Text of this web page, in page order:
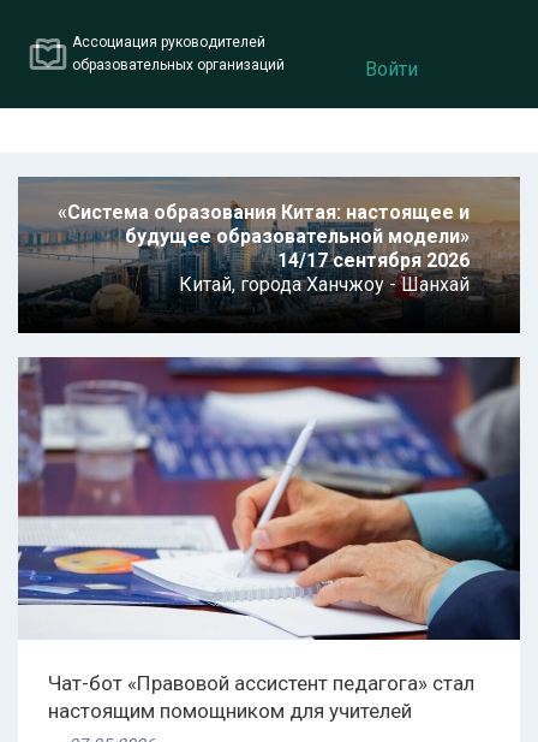
Ассоциация руководителей
образовательных организаций
Войти
«Система образования Китая: настоящее и
будущее образовательной модели»
14/17 сентября 2026
Китай,города Ханчжоу - Шанхай
Чат-бот «Правовой ассистент педагога» стал
настоящим помощником для учителей